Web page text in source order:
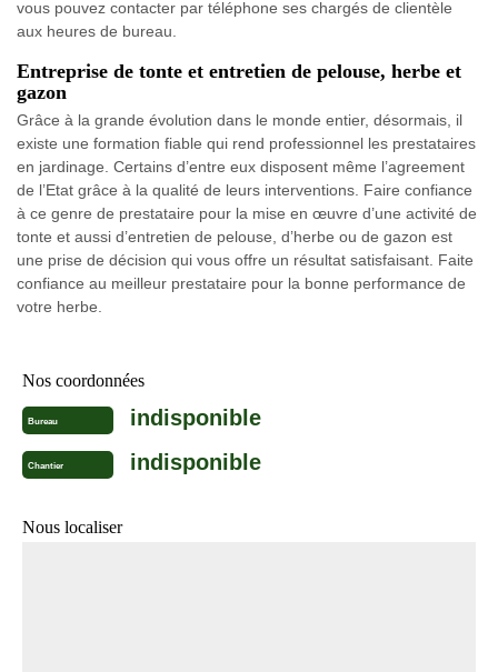
vous pouvez contacter par téléphone ses chargés de clientèle
aux heures de bureau.
Entreprise de tonte et entretien de pelouse, herbe et
gazon
Grâce à la grande évolution dans le monde entier, désormais, il
existe une formation fiable qui rend professionnel les prestataires
en jardinage. Certains d’entre eux disposent même l’agreement
de l’Etat grâce à la qualité de leurs interventions. Faire confiance
à ce genre de prestataire pour la mise en œuvre d’une activité de
tonte et aussi d’entretien de pelouse, d’herbe ou de gazon est
une prise de décision qui vous offre un résultat satisfaisant. Faite
confiance au meilleur prestataire pour la bonne performance de
votre herbe.
Nos coordonnées
Bureau indisponible
Chantier indisponible
Nous localiser